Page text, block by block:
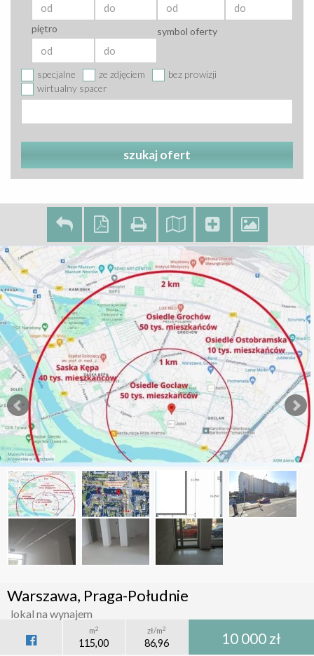
piętro
specjalne ze zdjęciem
bez prowizji
wirtualny spacer
symbol oferty
szukaj ofert
Warszawa, Praga-Południe
lokal na wynajem
m2
115,00
zł/m2
86,96 10 000 zł